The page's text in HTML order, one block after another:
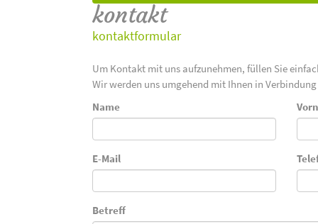
kontakt
kontaktformular
Um Kontakt mit uns aufzunehmen, füllen Sie
Wir werden uns umgehend mit Ihnen in
Name
E-Mail
Betreff